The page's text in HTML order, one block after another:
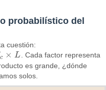
probabilístico del
cuestión:
c × L . Cada factor representa
es grande, ¿dónde
solos.